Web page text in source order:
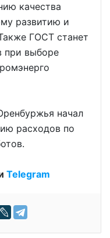
качества
развитию и
ГОСТ станет
при выборе
начал
расходов по
Telegram